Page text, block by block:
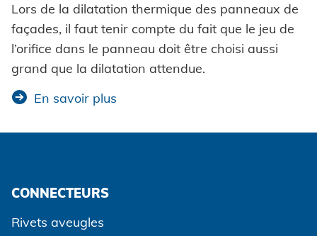
Lors de la dilatation thermique des panneaux de
façades, il faut tenir compte du fait que le jeu de
l’orifice dans le panneau doit être choisi aussi
grand que la dilatation attendue.
En savoir plus
CONNECTEURS
Rivets aveugles